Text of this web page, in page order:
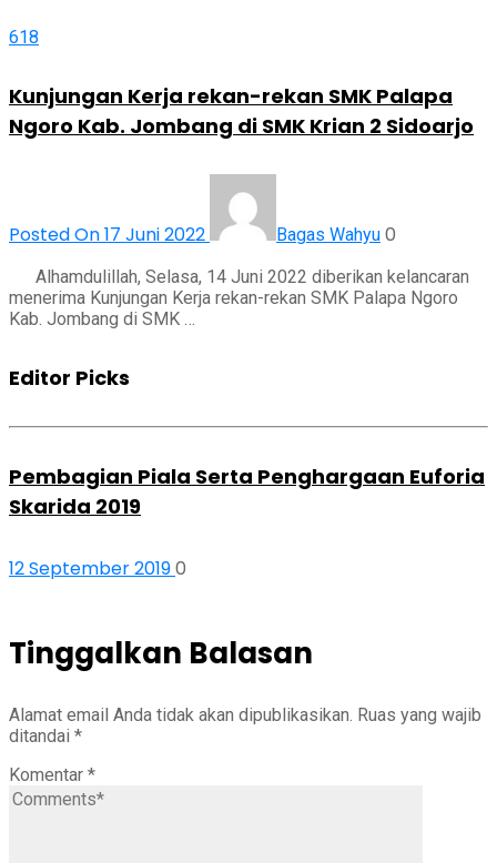
618
Kunjungan Kerja rekan-rekan SMK Palapa
Ngoro Kab. Jombang di SMK Krian 2 Sidoarjo
Posted On 17 Juni 2022 Bagas Wahyu 0
Alhamdulillah, Selasa, 14 Juni 2022 diberikan kelancaran
menerima Kunjungan Kerja rekan-rekan SMK Palapa Ngoro
Kab. Jombang di SMK …
Editor Picks
Pembagian Piala Serta Penghargaan Euforia
Skarida 2019
12 September 20190
Tinggalkan Balasan
Alamat email Anda tidak akan dipublikasikan. Ruas yang wajib
ditandai *
Komentar *